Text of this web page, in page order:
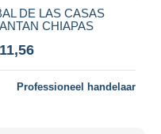
DE LAS CASAS
CHIAPAS
Professioneel handelaar